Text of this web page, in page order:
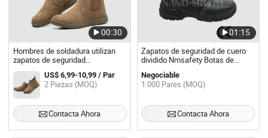
00:30
Hombres de soldadura utilizan
zapatos de seguridad
antideslizantes, a prueba de
pinchazos y resistentes al agua
US$ 6,99-10,99 / Par
2 Piezas (MOQ)
Contacta Ahora
01:15
Zapatos de seguridad de cuero
dividido Nmsafety Botas de
Negociable
1.000 Pares (MOQ)
Contacta Ahora